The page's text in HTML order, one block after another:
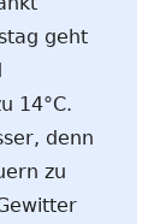
geht
14°C.
denn
zu